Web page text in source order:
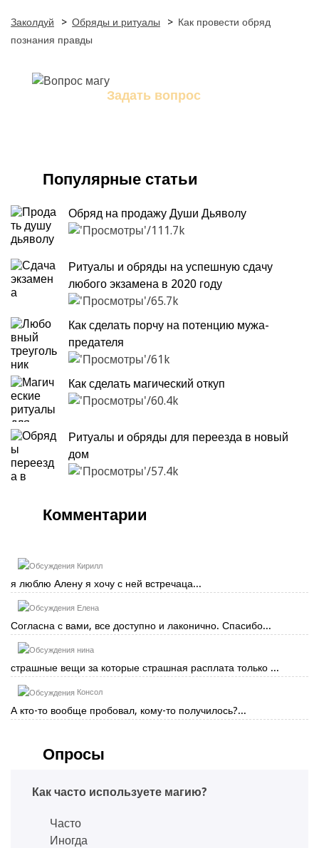
Заколдуй > Обряды и ритуалы > Как провести обряд
познания правды
Задать вопрос
Популярные статьи
Обряд на продажу Души Дьяволу
111.7k
Ритуалы и обряды на успешную сдачу
любого экзамена в 2020 году
65.7k
Как сделать порчу на потенцию мужа-
предателя
61k
Как сделать магический откуп
60.4k
Ритуалы и обряды для переезда в новый
дом
57.4k
Комментарии
Кирилл
я люблю Алену я хочу с ней встречаца...
Елена
Согласна с вами, все доступно и лаконично. Спасибо...
нина
страшные вещи за которые страшная расплата только ...
Консол
А кто-то вообще пробовал, кому-то получилось?...
Опросы
Как часто используете магию?
Часто
Иногда